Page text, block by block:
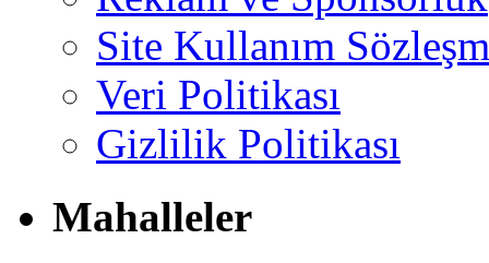
Site Kullanım
Veri Politikası
Gizlilik Politikası
Mahalleler